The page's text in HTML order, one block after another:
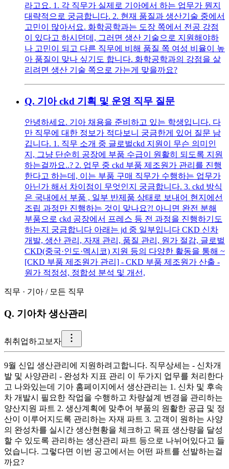
라고요. 1. 각 직무가 실제로 기아에서 하는 업무가 뭔지
대략적으로 궁금합니다. 2. 현재 품질과 생산기술 중에서
고민이 많아서요. 화학공학과는 도장 쪽에서 전공 강점
이 있다고 하시던데, 그러면 생산 기술으로 지원해야하
나 고민이 되고 다른 직무에 비해 품질 쪽 여성 비율이 높
아 품질이 맞나 싶기도 합니다. 화학공학과의 강점을 살
리려면 생산 기술 쪽으로 가는게 맞을까요?
Q. 기아 ckd 기획 및 운영 직무 질문
안녕하세요. 기아 채용을 준비하고 있는 학생입니다. 다
만 직무에 대한 정보가 적다보니 궁금한게 있어 질문 남
깁니다. 1. 직무 소개 중 글로벌ckd 지원이 무슨 의미인
지, 그냥 단순히 공장에 부품 수급이 원활히 되도록 지원
하는걸까요..? 2. 업무 중 ckd 부품 제조원가 관리를 진행
한다고 하는데, 이는 부품 구매 직무가 수행하는 업무가
아닌가 해서 차이점이 무엇인지 궁금합니다. 3. ckd 방식
은 국내에서 부품 , 일부 반제품 상태로 보내어 현지에선
조립 과정만 진행하는 것이 맞나요?! 아니면 완전 분해
부품으로 ckd 공장에서 프레스 등 전 과정을 진행하기도
하는지 궁금합니다 아래는 jd 중 일부입니다 CKD 신차
개발, 생산 관리, 자재 관리, 품질 관리, 원가 절감, 글로벌
CKD(중국·인도·멕시코) 지원 등의 다양한 활동을 통해 ~
[CKD 부품 제조원가 관리] - CKD 부품 제조원가 산출 -
원가 적정성, 정합성 분석 및 개선,
직무 · 기아 / 모든 직무
Q. 기아차 생산관리
취 취업하고보자
9월 신입 생산관리에 지원하려고합니다. 직무상세는 - 신차개
발 및 사양관리 - 완성차 지표 관리 이 두가지 업무를 처리한다
고 나와있는데 기아 홈페이지에서 생산관리는 1. 신차 및 후속
차 개발시 필요한 작업을 수행하고 차량설계 변경을 관리하는
양산지원 파트 2. 생산계획에 맞추어 부품의 원활한 공급 및 정
산이 이루어지도록 관리하는 자재 파트 3. 고객이 원하는 사양
의 완성차를 실시간 생산현황을 체크하고 목표 생산량을 달성
할 수 있도록 관리하는 생산관리 파트 등으로 나뉘어있다고 들
었습니다. 그렇다면 이번 공고에서는 어떤 파트를 선발하는걸
까요?